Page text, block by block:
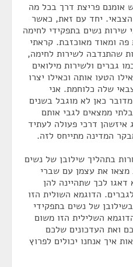
אומנם פריצת דרך בכל מה
יחד עם זאת, כאשר
שירות נשים בתפקידי לחימה
ומאוד מאוכזבת. קראתי
שהתנדבה לשירות לחימה,
גברים ולשירות מילואים
כאילו הטעו אותה וכאילו יצרו
שלה כלוחמת. אני
כאן לא מוגבל בשנים
ממצאים לגבי אותם
איזשהן דרכי פעולה לעתיד
המדינה מתייחס לזה.
בתהליך שילובן של נשים
מצאו את עצמן עם שברי
לכך שתהיינה להן
הדוגמא השולית הזו
של נשים בתפקידי
השלילית הזו משום
ואת העדכונים שלכם
איך אנחנו יכולים לפרוץ